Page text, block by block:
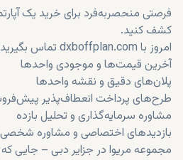
فرصتی منحصربه‌فرد برای خرید یک
کشف کنید.
امروز با dxboffplan.com تماس بگیرید تا دریافت کنید:
آخرین قیمت‌ها و موجودی واحدها
پلان‌های دقیق و نقشه واحدها
طرح‌های پرداخت انعطاف‌پذیر
مشاوره سرمایه‌گذاری و تحلیل بازده
بازدیدهای اختصاصی و مشاوره
مجموعه مریوا در جزایر دبی – جایی که